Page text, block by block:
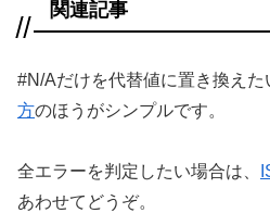
関連記事
#N/Aだけを代替値に置き換えた
方のほうがシンプルです。
全エラーを判定したい場合は、
あわせてどうぞ。